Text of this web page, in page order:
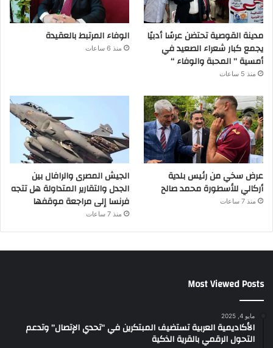
مدينة القوصية تحتضن عرسًا أدبيًا
يجمع كبار شعراء الصعيد في
أمسية ” المحبة والوفاء “
منذ 5 ساعات
الوفاء المرتبط بالعقيدة
منذ 6 ساعات
عرض سخي من رئيس بلدية
أركالي للأسطورة محمد صالح
منذ 7 ساعات
الجيش المصرى والرافال بين
الجدل والتقارير المتداولة هل تتجه
فرنسا إلى مراجعة موقفها
منذ 7 ساعات
Most Viewed Posts
مايو 4, 2025
الأكاديمية العربية تستضيف المبتكرين في “تحدي الإتصال” وتدعم
التحول الرقمي بالقرية الذكية